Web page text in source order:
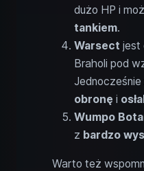
dużo HP i
tankiem.
Warsect jest
Braholi pod
Jednocześnie
obronę i
Wumpo
z bardzo
Warto też